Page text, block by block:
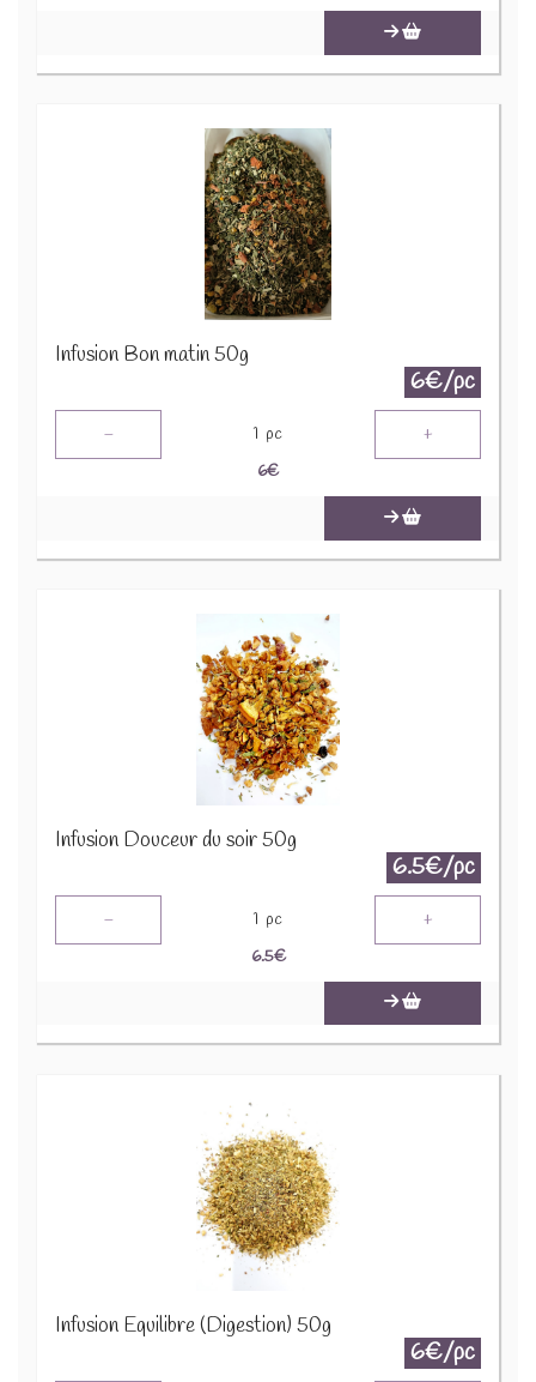
Infusion Bon matin 50g
6€/pc
- 1 pc +
6€
Infusion Douceur du soir 50g
6.5€/pc
- 1 pc +
6.5€
Infusion Equilibre (Digestion) 50g
6€/pc